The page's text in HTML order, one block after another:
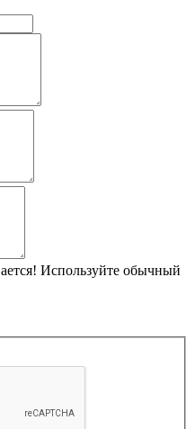
Используйте обычный